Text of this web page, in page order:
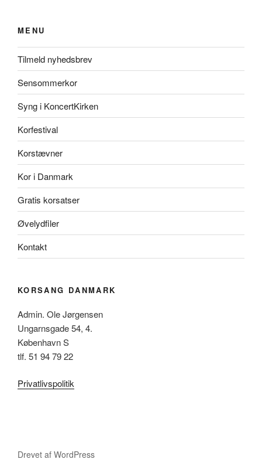
MENU
Tilmeld nyhedsbrev
Sensommerkor
Syng i KoncertKirken
Korfestival
Korstævner
Kor i Danmark
Gratis korsatser
Øvelydfiler
Kontakt
KORSANG DANMARK
Admin. Ole Jørgensen
Ungarnsgade 54, 4.
København S
tlf. 51 94 79 22
Privatlivspolitik
Drevet af WordPress